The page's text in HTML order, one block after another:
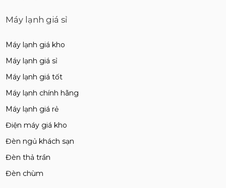
Máy lạnh giá sỉ
Máy lạnh giá kho
Máy lạnh giá sỉ
Máy lạnh giá tốt
Máy lạnh chính hãng
Máy lạnh giá rẻ
Điện máy giá kho
Đèn ngủ khách sạn
Đèn thả trần
Đèn chùm